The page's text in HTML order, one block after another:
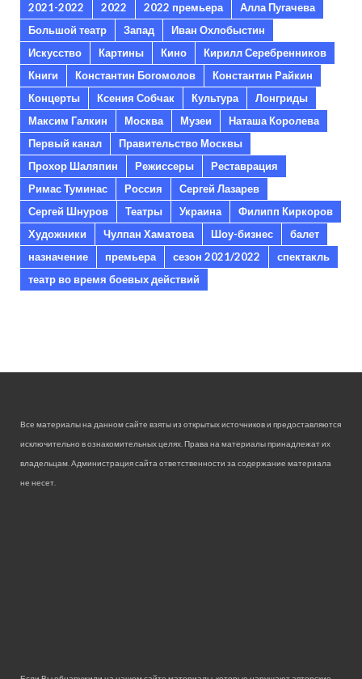
2021-2022
2022 2022 премьера
Алла Пугачева
Большой театр
Запад
Иван Охлобыстин
Искусство
Картины Кино
Кирилл Серебренников
Книги
Константин Богомолов
Константин Райкин
Концерты
Ксения Собчак Культура
Лонгриды
Максим Галкин
Москва Музеи
Наташа Королева
Первый канал
Правительство Москвы
Прохор Шаляпин
Режиссеры
Реставрация
Римас Туминас
Россия
Сергей Лазарев
Сергей Шнуров
Театры Украина
Филипп Киркоров
Художники
Чулпан Хаматова Шоу-бизнес
балет
назначение
премьера сезон 2021/2022
спектакль
театр во время боевых действий
Все материалы на данном сайте взяты из открытых источников и предоставляются
исключительно в ознакомительных целях. Права на материалы принадлежат их
владельцам. Администрация сайта ответственности за содержание материала
не несет.